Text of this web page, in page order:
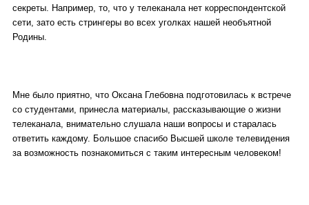
секреты. Например, то, что у телеканала нет корреспондентской
сети, зато есть стрингеры во всех уголках нашей необъятной
Родины.
Мне было приятно, что Оксана Глебовна подготовилась к встрече
со студентами, принесла материалы, рассказывающие о жизни
телеканала, внимательно слушала наши вопросы и старалась
ответить каждому. Большое спасибо Высшей школе телевидения
за возможность познакомиться с таким интересным человеком!